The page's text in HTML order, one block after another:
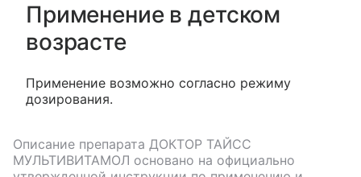
Применение в детском
возрасте
Применение возможно согласно режиму
дозирования.
Описание препарата ДОКТОР ТАЙСС
МУЛЬТИВИТАМОЛ основано на официально